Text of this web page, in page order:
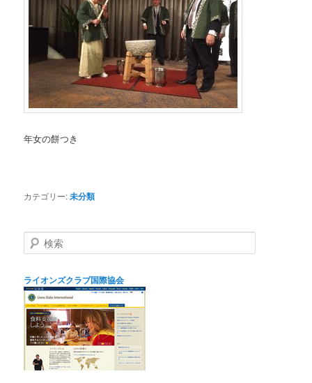
年女の餅つき
カテゴリー:未分類
検
索
ライオンズクラブ国際協会